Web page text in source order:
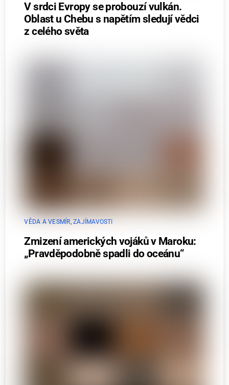
V srdci Evropy se probouzí vulkán.
Oblast u Chebu s napětím sledují vědci
z celého světa
VĚDA A VESMÍR,ZAJÍMAVOSTI
Zmizení amerických vojáků v Maroku:
„Pravděpodobně spadli do oceánu“